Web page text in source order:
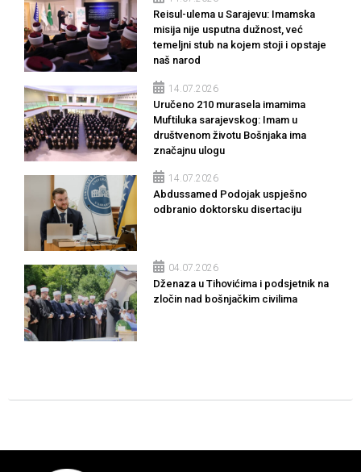
Reisul-ulema u Sarajevu: Imamska
misija nije usputna dužnost, već
temeljni stub na kojem stoji i opstaje
naš narod
14.07.2026
Uručeno 210 murasela imamima
Muftiluka sarajevskog: Imam u
društvenom životu Bošnjaka ima
značajnu ulogu
14.07.2026
Abdussamed Podojak uspješno
odbranio doktorsku disertaciju
04.07.2026
Dženaza u Tihovićima i podsjetnik na
zločin nad bošnjačkim civilima